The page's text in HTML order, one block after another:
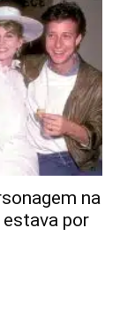
na
por